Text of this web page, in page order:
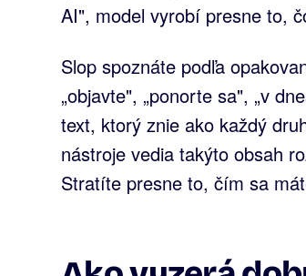
AI", model vyrobí presne to,
Slop spoznáte podľa
„objavte", „ponorte sa", „v
text, ktorý znie ako každý
nástroje vedia takýto obsah
Stratíte presne to, čím sa